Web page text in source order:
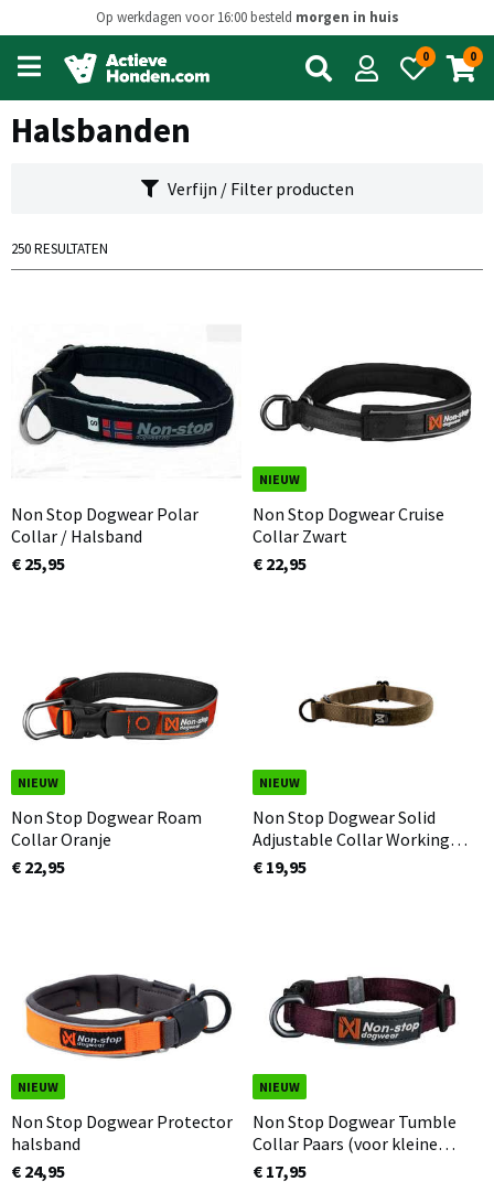
Op werkdagen voor 16:00 besteld morgen in huis
Open
main
menu
0 0
Halsbanden
Verfijn / Filter producten
250 RESULTATEN
Non Stop Dogwear Polar
Collar / Halsband
€ 25,95
NIEUW
Non Stop Dogwear Cruise
Collar Zwart
€ 22,95
NIEUW
Non Stop Dogwear Roam
Collar Oranje
€ 22,95
NIEUW
Non Stop Dogwear Solid
Adjustable Collar Working
Dog
€ 19,95
NIEUW
Non Stop Dogwear Protector
halsband
€ 24,95
NIEUW
Non Stop Dogwear Tumble
Collar Paars (voor kleine
honden en pups)
€ 17,95